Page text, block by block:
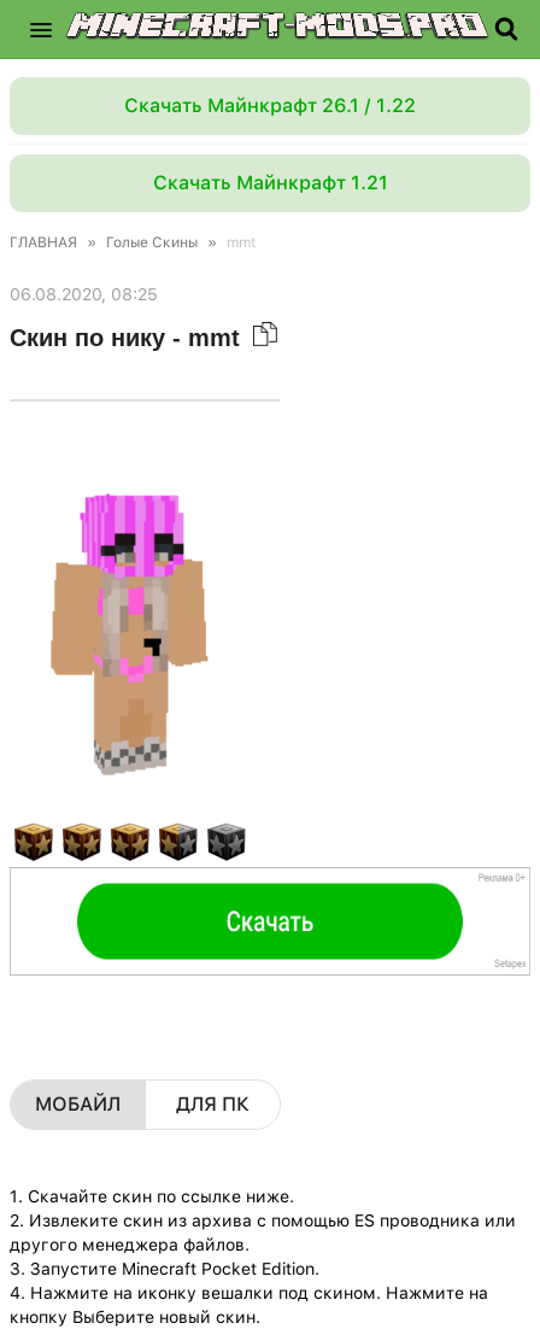
Скачать Майнкрафт 26.1 / 1.22
Скачать Майнкрафт 1.21
ГЛАВНАЯ » Голые Скины » mmt
06.08.2020, 08:25
Скин по нику - mmt
МОБАЙЛ ДЛЯ ПК
1. Скачайте скин по ссылке ниже.
2. Извлеките скин из архива с помощью ES проводника или
другого менеджера файлов.
3. Запустите Minecraft Pocket Edition.
4. Нажмите на иконку вешалки под скином. Нажмите на
кнопку Выберите новый скин.